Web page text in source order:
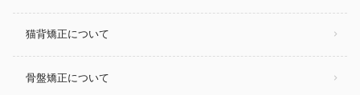
猫背矯正について
骨盤矯正について